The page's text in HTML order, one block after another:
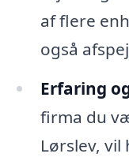
af flere
også
Erfaring
firma du
Lørslev,